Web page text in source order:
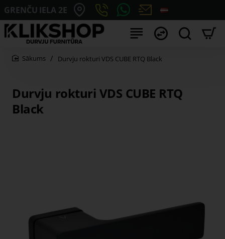
GRENČU IELA 2E
Durvju rokturi VDS CUBE RTQ
Black
Durvju rokturi VDS CUBE RTQ Black